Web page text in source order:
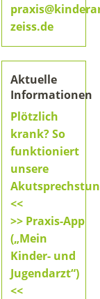
zeiss.de
Aktuelle
Informationen
Plötzlich
krank? So
funktioniert
unsere
<<
>> Praxis-App
(„Mein
Kinder- und
Jugendarzt“)
<<